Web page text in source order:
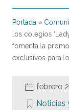
Portada »
los colegios
fomenta la
exclusivos para
febrero
Noticias